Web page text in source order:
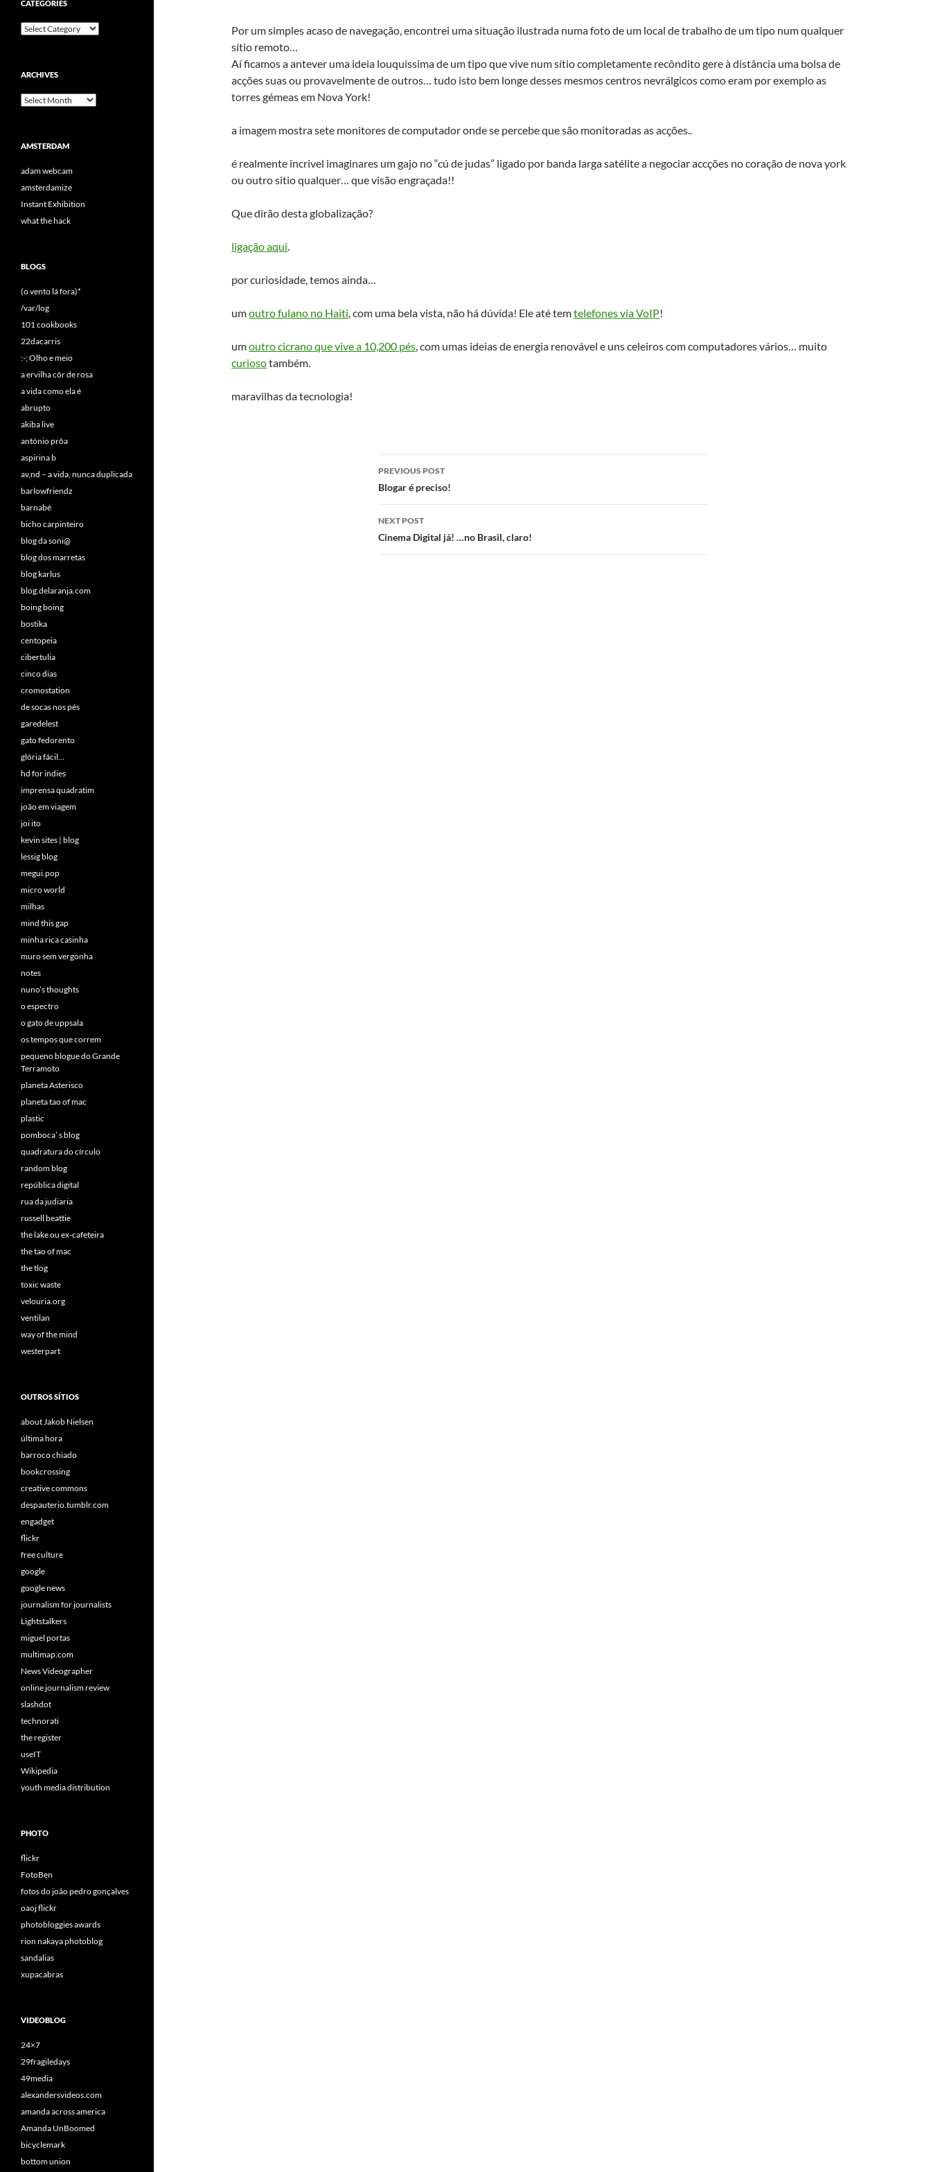
Por um simples acaso de navegação, encontrei uma situação ilustrada numa foto de um local de trabalho de um tipo num qualquer
sítio remoto…
Aí ficamos a antever uma ideia louquissima de um tipo que vive num sítio completamente recôndito gere à distância uma bolsa de
acções suas ou provavelmente de outros… tudo isto bem longe desses mesmos centros nevrálgicos como eram por exemplo as
torres gémeas em Nova York!
a imagem mostra sete monitores de computador onde se percebe que são monitoradas as acções..
é realmente incrivel imaginares um gajo no “cú de judas” ligado por banda larga satélite a negociar accções no coração de nova york
ou outro sitio qualquer… que visão engraçada!!
Que dirão desta globalização?
ligação aqui.
por curiosidade, temos ainda…
umoutro fulano no Haiti, com uma bela vista, não há dúvida! Ele até temtelefones via VoIP!
umoutro cicrano que vive a 10,200 pés, com umas ideias de energia renovável e uns celeiros com computadores vários… muito
curiosotambém.
maravilhas da tecnologia!
Post
navigation
PREVIOUS POST
Blogar é preciso!
NEXT POST
Cinema Digital já! …no Brasil, claro!
CATEGORIES
Categories
ARCHIVES
Archives
AMSTERDAM
adam webcam
amsterdamize
Instant Exhibition
what the hack
BLOGS
(o vento lá fora)*
/var/log
101 cookbooks
22dacarris
:-; Olho e meio
a ervilha côr de rosa
a vida como ela é
abrupto
akiba live
antónio prôa
aspirina b
av,nd – a vida, nunca duplicada
barlowfriendz
barnabé
bicho carpinteiro
blog da soni@
blog dos marretas
blog karlus
blog.delaranja.com
boing boing
bostika
centopeia
cibertulia
cinco dias
cromostation
de socas nos pés
garedelest
gato fedorento
glória fácil…
hd for indies
imprensa quadratim
joão em viagem
joi ito
kevin sites | blog
lessig blog
megui.pop
micro world
milhas
mind this gap
minha rica casinha
muro sem vergonha
notes
nuno’s thoughts
o espectro
o gato de uppsala
os tempos que correm
pequeno blogue do Grande
Terramoto
planeta Asterisco
planeta tao of mac
plastic
pomboca’ s blog
quadratura do círculo
random blog
república digital
rua da judiaria
russell beattie
the lake ou ex-cafeteira
the tao of mac
the tlog
toxic waste
velouria.org
ventilan
way of the mind
westerpart
OUTROS SÍTIOS
about Jakob Nielsen
última hora
barroco chiado
bookcrossing
creative commons
despauterio.tumblr.com
engadget
flickr
free culture
google
google news
journalism for journalists
Lightstalkers
miguel portas
multimap.com
News Videographer
online journalism review
slashdot
technorati
the register
useIT
Wikipedia
youth media distribution
PHOTO
flickr
FotoBen
fotos do joão pedro gonçalves
oaoj flickr
photobloggies awards
rion nakaya photoblog
sandalias
xupacabras
VIDEOBLOG
24×7
29fragiledays
49media
alexandersvideos.com
amanda across america
Amanda UnBoomed
bicyclemark
bottom union